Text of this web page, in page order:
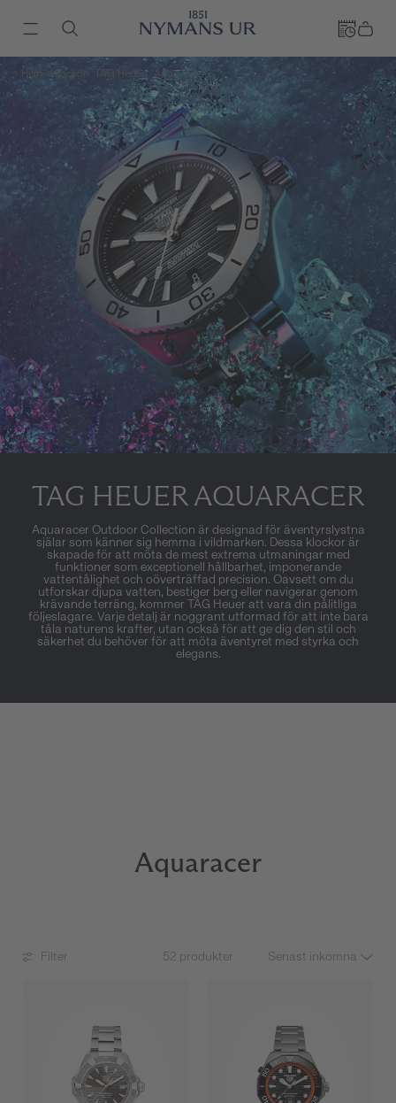
Hem Klockor TAG Heuer Aquaracer
TAG HEUER AQUARACER
Aquaracer Outdoor Collection är designad för äventyrslystna
själar som känner sig hemma i vildmarken. Dessa klockor är
skapade för att möta de mest extrema utmaningar med
funktioner som exceptionell hållbarhet, imponerande
vattentålighet och oöverträffad precision. Oavsett om du
utforskar djupa vatten, bestiger berg eller navigerar genom
krävande terräng, kommer TAG Heuer att vara din pålitliga
följeslagare. Varje detalj är noggrant utformad för att inte bara
tåla naturens krafter, utan också för att ge dig den stil och
säkerhet du behöver för att möta äventyret med styrka och
elegans.
Aquaracer
Filter 52 produkter